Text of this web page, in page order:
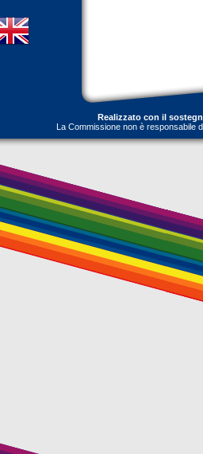
Realizzato con il
La Commissione non è responsabile